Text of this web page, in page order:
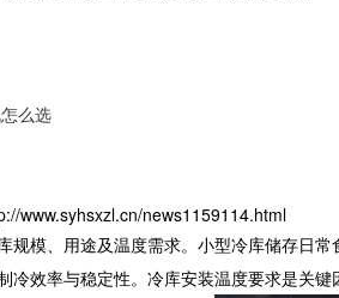
么选
www.syhsxzl.cn/news1159114.html
规模、用途及温度需求。小型冷库储存日
效率与稳定性。 冷库安装温度要求是关键